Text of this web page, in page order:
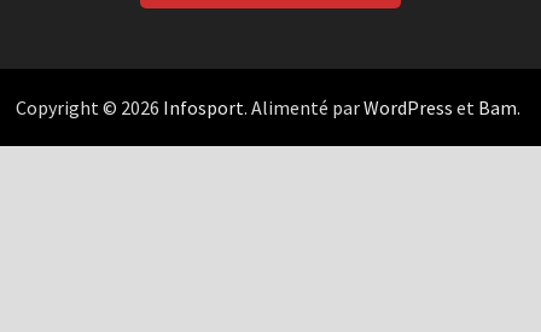
Copyright © 2026 Infosport. Alimenté parWordPress et Bam.